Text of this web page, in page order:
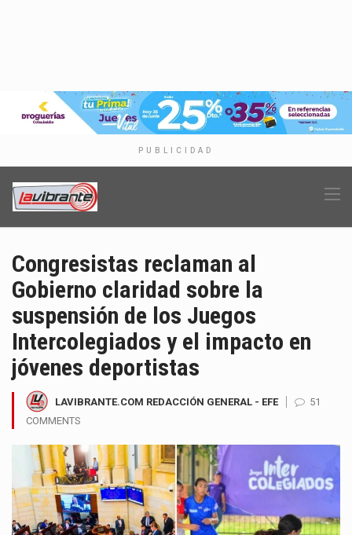
PUBLICIDAD
Congresistas reclaman al
Gobierno claridad sobre la
suspensión de los Juegos
Intercolegiados y el impacto en
jóvenes deportistas
LAVIBRANTE.COM REDACCIÓN GENERAL - EFE
51
COMMENTS